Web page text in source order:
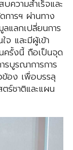
ความสำเร็จและ
ารฯ ผ่านทาง
แลกเปลี่ยนการ
จ และมีผู้เข้า
ครั้งนี้ ถือเป็นจุด
รบูรณาการการ
ข้อง เพื่อบรรลุ
ร์ชาติและแผน